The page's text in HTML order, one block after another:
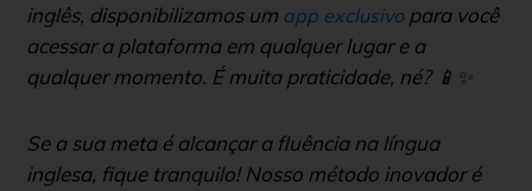
inglês, disponibilizamos um app exclusivopara você
acessar a plataforma em qualquer lugar e a
qualquer momento. É muita praticidade, né? 📱✨
Se a sua meta é alcançar a fluência na língua
inglesa, fique tranquilo! Nosso método inovador é